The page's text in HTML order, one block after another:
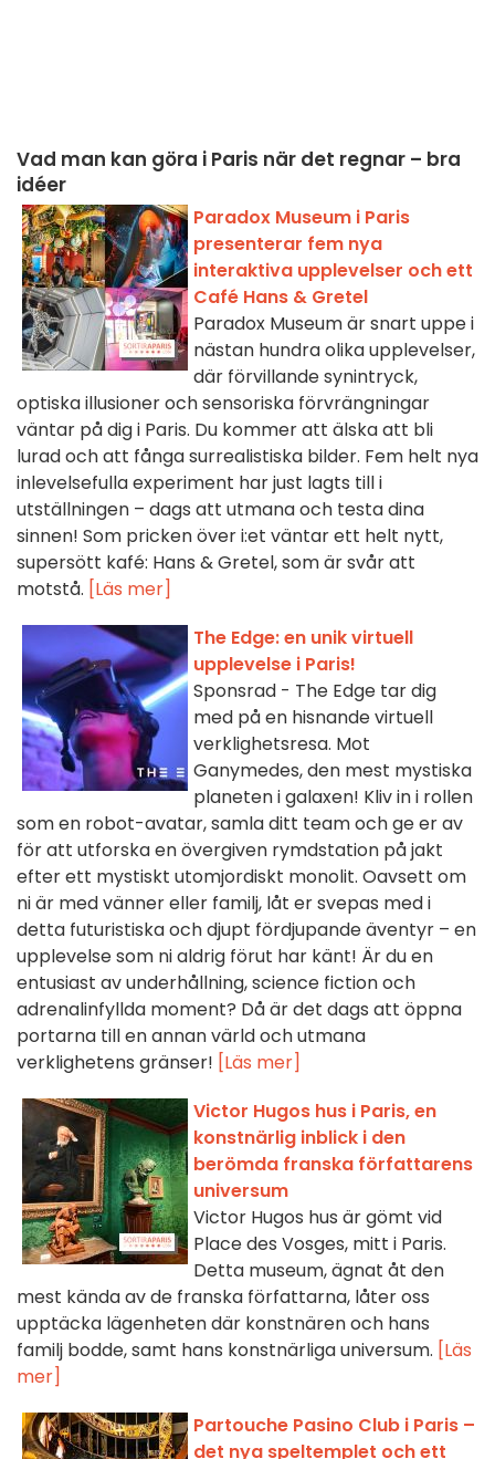
Vad man kan göra i Paris när det regnar – bra
idéer
Paradox Museum i Paris
presenterar fem nya
interaktiva upplevelser och ett
Café Hans & Gretel
Paradox Museum är snart uppe i
nästan hundra olika upplevelser,
där förvillande synintryck,
optiska illusioner och sensoriska förvrängningar
väntar på dig i Paris. Du kommer att älska att bli
lurad och att fånga surrealistiska bilder. Fem helt nya
inlevelsefulla experiment har just lagts till i
utställningen – dags att utmana och testa dina
sinnen! Som pricken över i:et väntar ett helt nytt,
supersött kafé: Hans & Gretel, som är svår att
motstå. [Läs mer]
The Edge: en unik virtuell
upplevelse i Paris!
Sponsrad - The Edge tar dig
med på en hisnande virtuell
verklighetsresa. Mot
Ganymedes, den mest mystiska
planeten i galaxen! Kliv in i rollen
som en robot-avatar, samla ditt team och ge er av
för att utforska en övergiven rymdstation på jakt
efter ett mystiskt utomjordiskt monolit. Oavsett om
ni är med vänner eller familj, låt er svepas med i
detta futuristiska och djupt fördjupande äventyr – en
upplevelse som ni aldrig förut har känt! Är du en
entusiast av underhållning, science fiction och
adrenalinfyllda moment? Då är det dags att öppna
portarna till en annan värld och utmana
verklighetens gränser! [Läs mer]
Victor Hugos hus i Paris, en
konstnärlig inblick i den
berömda franska författarens
universum
Victor Hugos hus är gömt vid
Place des Vosges, mitt i Paris.
Detta museum, ägnat åt den
mest kända av de franska författarna, låter oss
upptäcka lägenheten där konstnären och hans
familj bodde, samt hans konstnärliga universum. [Läs
mer]
Partouche Pasino Club i Paris –
det nya speltemplet och ett